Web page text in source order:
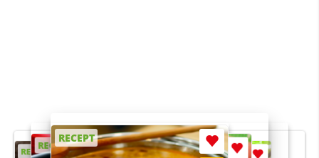
RECEPT
RECEPT
RECEPT
RECEPT
RECEPT